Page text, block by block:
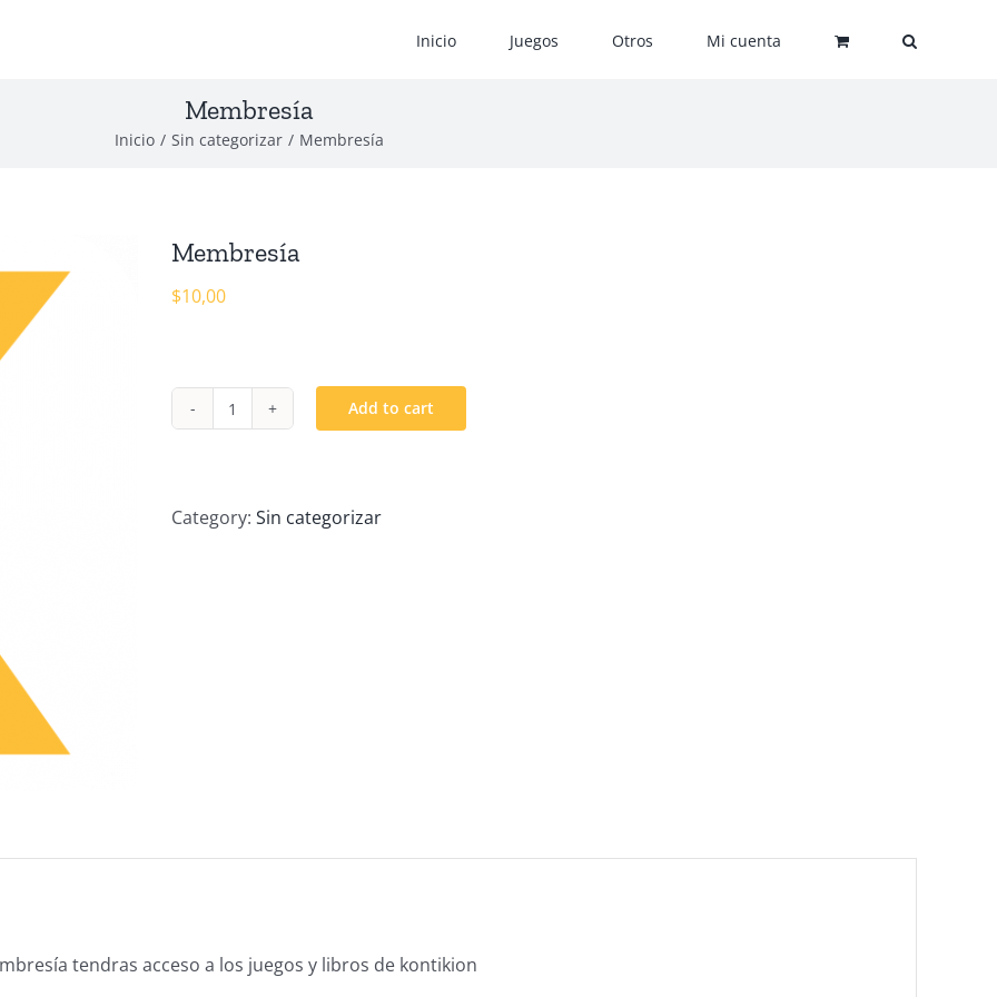
Inicio Juegos Otros Mi cuenta
Membresía
Inicio / Sin categorizar / Membresía
Membresía
$10,00
Membresía
Add to cart
Category: Sin categorizar
tendras acceso a los juegos y libros de kontikion